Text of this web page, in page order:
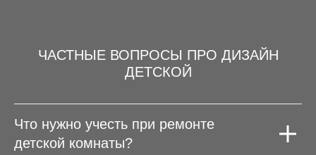
ЧАСТНЫЕ ВОПРОСЫ ПРО ДИЗАЙН
ДЕТСКОЙ
Что нужно учесть при ремонте
детской комнаты?